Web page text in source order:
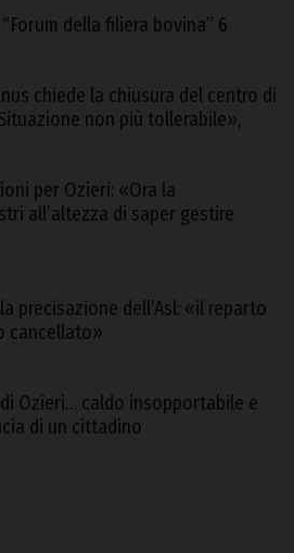
della filiera bovina” 6
chiede la chiusura del centro di
non più tollerabile»,
per Ozieri: «Ora la
all’altezza di saper gestire
precisazione dell’Asl: «il reparto
cancellato»
Ozieri… caldo insopportabile e
di un cittadino